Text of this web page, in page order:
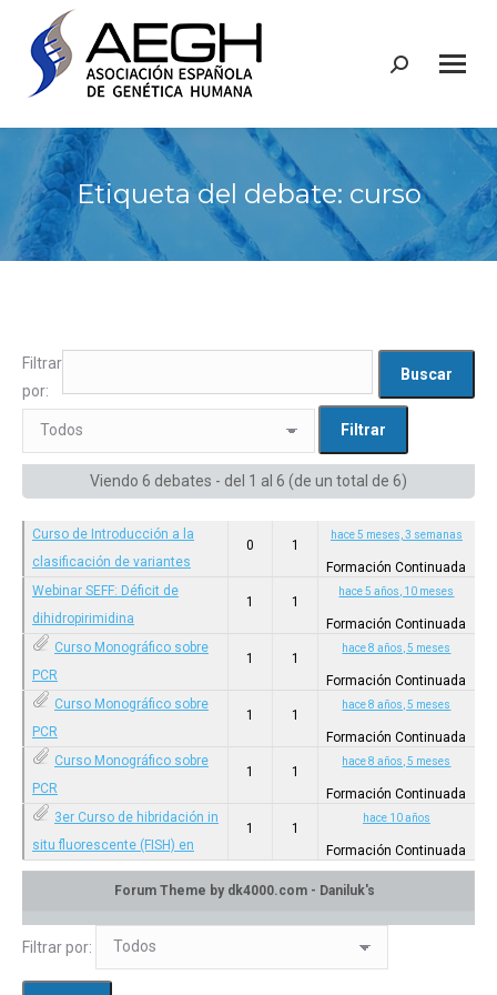
Buscar:
Etiqueta del debate: curso
Filtrar
por:
Viendo 6 debates - del 1 al 6 (de un total de 6)
Curso de Introducción a la
clasificación de variantes
genéticias germinales
Categoría: Formación Continuada
en: Privado: Canal de difusión
0 1
hace 5 meses, 3 semanas
Formación Continuada
Webinar SEFF: Déficit de
dihidropirimidina
deshidrogenasa (DPD)
Categoría: Formación Continuada
en: Privado: Canal de difusión
1 1
hace 5 años, 10 meses
Formación Continuada
Curso Monográfico sobre
PCR
Categoría: Formación Continuada
en:Privado: Canal de difusión
1 1
hace 8 años, 5 meses
Formación Continuada
Curso Monográfico sobre
PCR
Categoría: Formación Continuada
en:Privado: Canal de difusión
1 1
hace 8 años, 5 meses
Formación Continuada
Curso Monográfico sobre
PCR
Categoría: Formación Continuada
en:Privado: Canal de difusión
1 1
hace 8 años, 5 meses
Formación Continuada
3er Curso de hibridación in
situ fluorescente (FISH) en
muestras parafinadas
1 1
hace 10 años
Formación Continuada
Filtrar por: